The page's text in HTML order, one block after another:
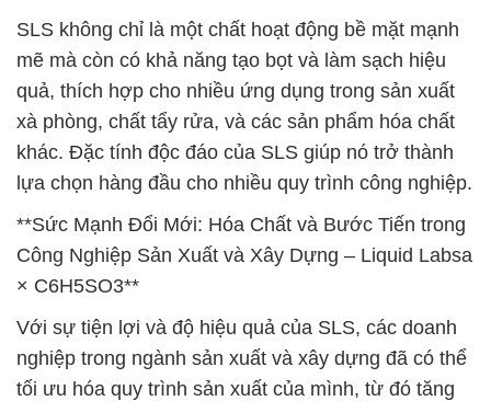
SLS không chỉ là một chất hoạt động bề mặt mạnh
mẽ mà còn có khả năng tạo bọt và làm sạch hiệu
quả, thích hợp cho nhiều ứng dụng trong sản xuất
xà phòng, chất tẩy rửa, và các sản phẩm hóa chất
khác. Đặc tính độc đáo của SLS giúp nó trở thành
lựa chọn hàng đầu cho nhiều quy trình công nghiệp.
**Sức Mạnh Đổi Mới: Hóa Chất và Bước Tiến trong
Công Nghiệp Sản Xuất và Xây Dựng – Liquid Labsa
× C6H5SO3**
Với sự tiện lợi và độ hiệu quả của SLS, các doanh
nghiệp trong ngành sản xuất và xây dựng đã có thể
tối ưu hóa quy trình sản xuất của mình, từ đó tăng